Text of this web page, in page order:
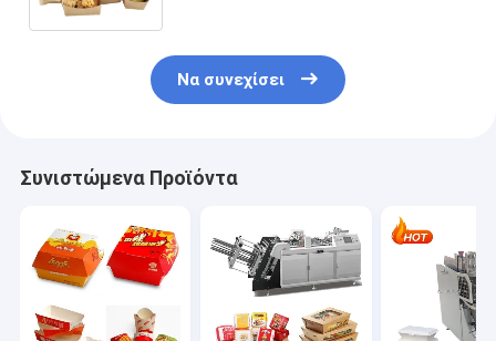
Να συνεχίσει
Συνιστώμενα Προϊόντα